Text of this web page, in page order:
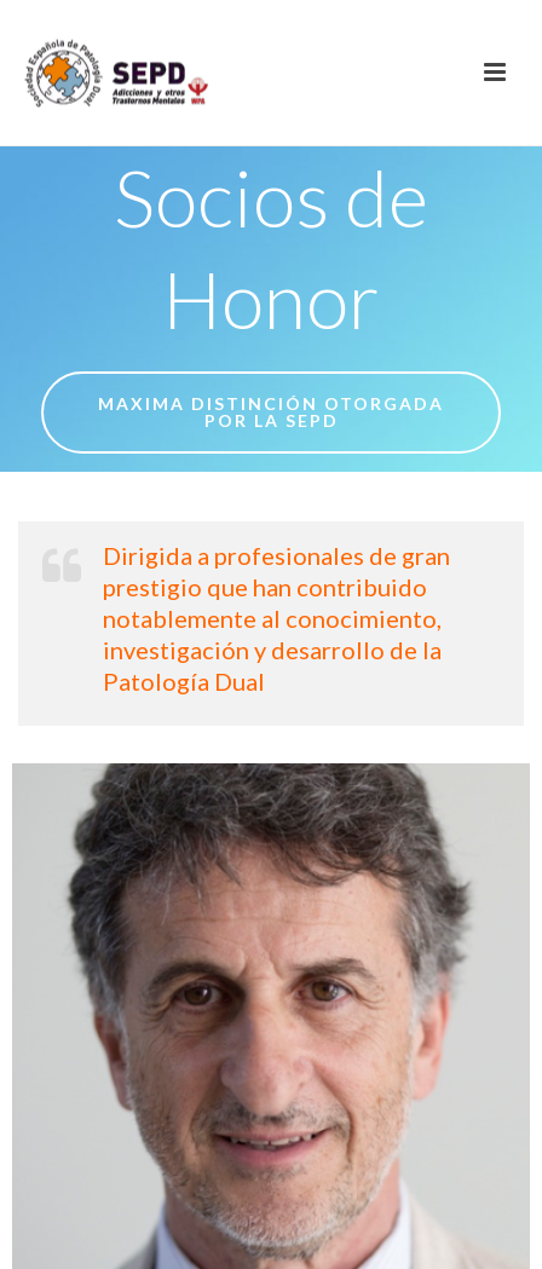
Socios de
Honor
MAXIMA DISTINCIÓN OTORGADA
POR LA SEPD
Dirigida a profesionales de gran
prestigio que han contribuido
notablemente al conocimiento,
investigación y desarrollo de la
Patología Dual